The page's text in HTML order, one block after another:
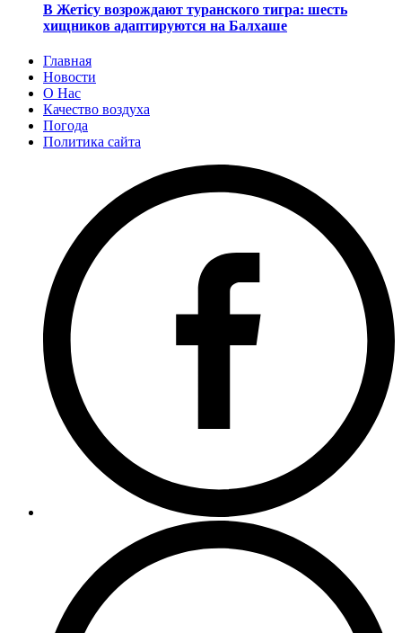
В Жетісу возрождают туранского тигра: шесть
хищников адаптируются на Балхаше
Главная
Новости
О Нас
Качество воздуха
Погода
Политика сайта